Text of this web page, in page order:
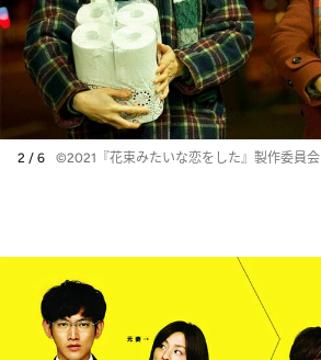
2 / 6 ©2021『花束みたいな恋をした』製作委員会